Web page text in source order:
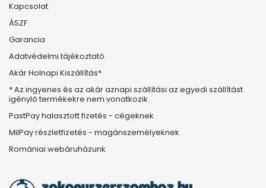
Kapcsolat
ÁSZF
Garancia
Adatvédelmi tájékoztató
Akár Holnapi Kiszállítás*
* Az ingyenes és az akár aznapi szállítási az egyedi szállítást
igénylő termékekre nem vonatkozik
PastPay halasztott fizetés - cégeknek
MilPay részletfizetés - magánszemélyeknek
Romániai webáruházunk